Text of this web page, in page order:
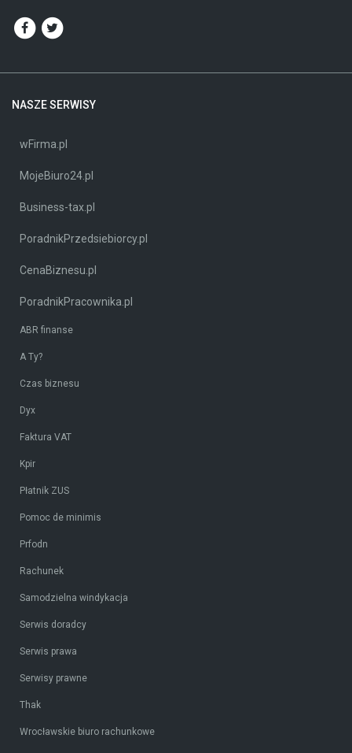
NASZE SERWISY
wFirma.pl
MojeBiuro24.pl
Business-tax.pl
PoradnikPrzedsiebiorcy.pl
CenaBiznesu.pl
PoradnikPracownika.pl
ABR finanse
A Ty?
Czas biznesu
Dyx
Faktura VAT
Kpir
Płatnik ZUS
Pomoc de minimis
Prfodn
Rachunek
Samodzielna windykacja
Serwis doradcy
Serwis prawa
Serwisy prawne
Thak
Wrocławskie biuro rachunkowe